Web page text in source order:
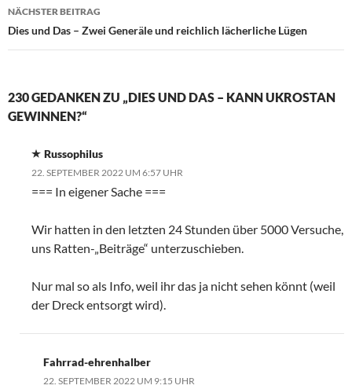
NÄCHSTER BEITRAG
Dies und Das – Zwei Generäle und reichlich lächerliche Lügen
230 GEDANKEN ZU „DIES UND DAS – KANN UKROSTAN
GEWINNEN?“
Russophilus
22. SEPTEMBER 2022 UM 6:57 UHR
=== In eigener Sache ===
Wir hatten in den letzten 24 Stunden über 5000 Versuche,
uns Ratten-„Beiträge“ unterzuschieben.
Nur mal so als Info, weil ihr das ja nicht sehen könnt (weil
der Dreck entsorgt wird).
Fahrrad-ehrenhalber
22. SEPTEMBER 2022 UM 9:15 UHR